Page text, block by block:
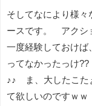
そしてなにより様々
ースです。 アクシ
一度経験しておけ
ってなかったっけ
♪♪ ま、大したこた
て欲しいのですｗｗ